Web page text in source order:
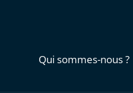
Qui sommes-nous ?